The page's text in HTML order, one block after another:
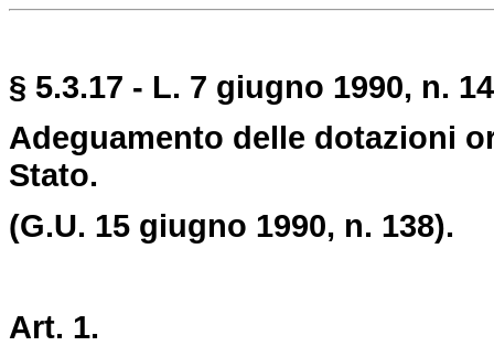
§ 5.3.17 - L. 7 giugno 1990, n.
Adeguamento delle dotazioni
Stato.
(G.U. 15 giugno 1990, n. 138).
Art. 1.